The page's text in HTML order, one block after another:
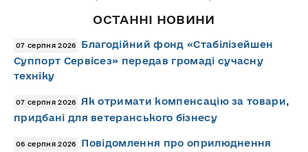
ОСТАННІ НОВИНИ
07 серпня 2026
Благодійний фонд «Стабілізейшен
Суппорт Сервісез» передав громаді сучасну
техніку
07 серпня 2026
Як отримати компенсацію за товари,
придбані для ветеранського бізнесу
06 серпня 2026
Повідомлення про оприлюднення